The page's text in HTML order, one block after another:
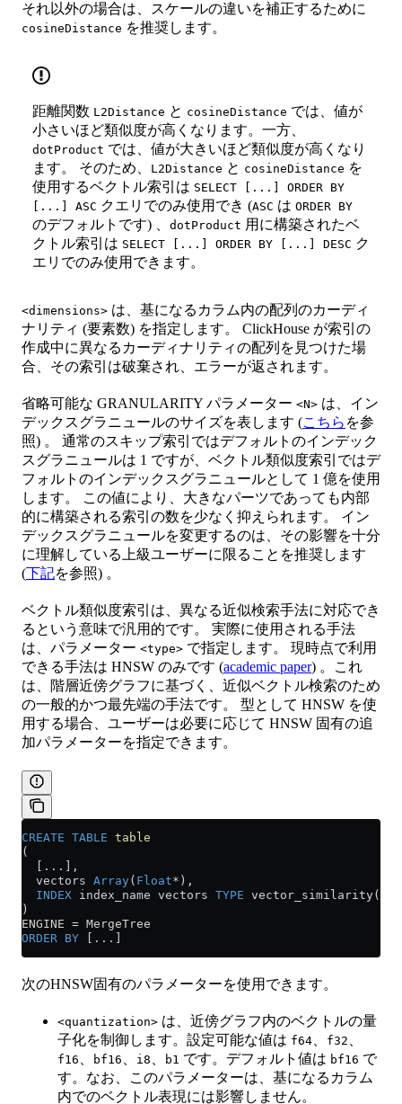
それ以外の場合は、スケールの違いを補正するために
cosineDistance を推奨します。
距離関数 L2Distance と cosineDistance では、値が
小さいほど類似度が高くなります。一方、
dotProduct では、値が大きいほど類似度が高くなり
ます。 そのため、
L2Distance と cosineDistance を
使用するベクトル索引は SELECT [...] ORDER BY
[...] ASC クエリでのみ使用でき (ASC は ORDER BY
のデフォルトです) 、 dotProduct 用に構築されたベ
クトル索引は SELECT [...] ORDER BY [...] DESC ク
エリでのみ使用できます。
<dimensions> は、基になるカラム内の配列のカーディ
ナリティ (要素数) を指定します。 ClickHouse が索引の
作成中に異なるカーディナリティの配列を見つけた場
合、その索引は破棄され、エラーが返されます。
省略可能な GRANULARITY パラメーター <N> は、イン
デックスグラニュールのサイズを表します (こちら を参
照) 。 通常のスキップ索引ではデフォルトのインデック
スグラニュールは 1 ですが、ベクトル類似度索引ではデ
フォルトのインデックスグラニュールとして 1 億を使用
します。 この値により、大きなパーツであっても内部
的に構築される索引の数を少なく抑えられます。 イン
デックスグラニュールを変更するのは、その影響を十分
に理解している上級ユーザーに限ることを推奨します
( 下記を参照) 。
ベクトル類似度索引は、異なる近似検索手法に対応でき
るという意味で汎用的です。 実際に使用される手法
は、パラメーター <type> で指定します。 現時点で利用
できる手法は HNSW のみです (academic paper) 。これ
は、階層近傍グラフに基づく、近似ベクトル検索のため
の一般的かつ最先端の手法です。 型として HNSW を使
用する場合、ユーザーは必要に応じて HNSW 固有の追
加パラメーターを指定できます。
CREATE TABLE table
(
  [...],
  vectors
Array( Float* ),
  INDEX
index_name vectors TYPE vector_similarity(
)
ENGINE = MergeTree
ORDER BY [...]
次のHNSW固有のパラメーターを使用できます。
<quantization> は、近傍グラフ内のベクトルの量
子化を制御します。設定可能な値は f64、 f32 、
f16 、 bf16 、 i8 、 b1 です。デフォルト値は bf16 で
す。なお、このパラメーターは、基になるカラム
内でのベクトル表現には影響しません。